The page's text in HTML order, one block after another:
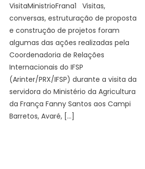
VisitaMinistrioFrana1 Visitas,
conversas, estruturação de proposta
e construção de projetos foram
algumas das ações realizadas pela
Coordenadoria de Relações
Internacionais do IFSP
(Arinter/PRX/IFSP) durante a visita da
servidora do Ministério da Agricultura
da França Fanny Santos aos Campi
Barretos, Avaré, […]